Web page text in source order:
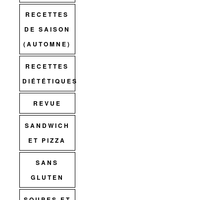
RECETTES
DE SAISON
(AUTOMNE)
RECETTES
DIÉTÉTIQUES
REVUE
SANDWICH
ET PIZZA
SANS
GLUTEN